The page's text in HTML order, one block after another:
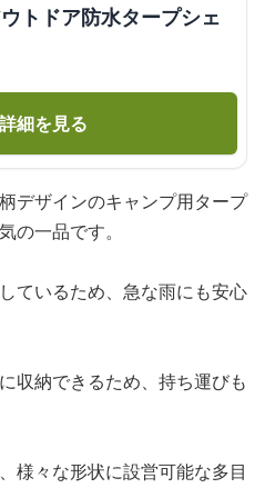
細を見る
デザインのキャンプ用タープ
の一品です。
ているため、急な雨にも安心
収納できるため、持ち運びも
様々な形状に設営可能な多目